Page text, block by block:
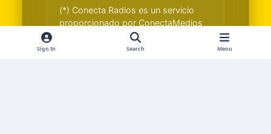
(*) Conecta Radios es un servicio
proporcionado por ConectaMedios
S.A. y es independiente de UNIVERS
Group S. de R. L. de C.V.
Sign In Search Menu